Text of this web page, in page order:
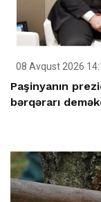
08 Avqust 2026
Paşinyanın
bərqərarı